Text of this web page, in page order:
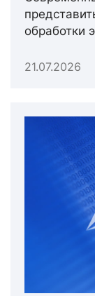
обработки
21.07.2026